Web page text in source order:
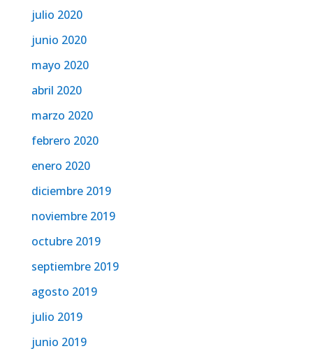
julio 2020
junio 2020
mayo 2020
abril 2020
marzo 2020
febrero 2020
enero 2020
diciembre 2019
noviembre 2019
octubre 2019
septiembre 2019
agosto 2019
julio 2019
junio 2019